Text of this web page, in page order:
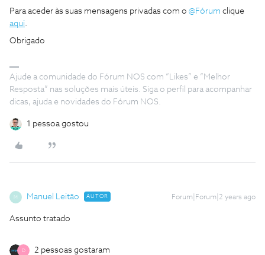
Para aceder às suas mensagens privadas com o @Fórum clique
aqui.
Obrigado
Ajude a comunidade do Fórum NOS com “Likes” e “Melhor
Resposta” nas soluções mais úteis. Siga o perfil para acompanhar
dicas, ajuda e novidades do Fórum NOS.
1 pessoa gostou
M Manuel Leitão AUTOR Forum|Forum|2 years ago
Assunto tratado
D 2 pessoas gostaram